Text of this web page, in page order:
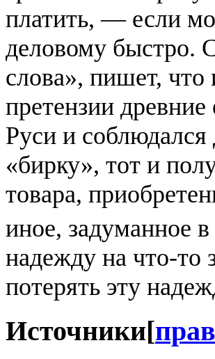
платить, — если
деловому быстро.
слова», пишет,
претензии
Руси и соблюдался
«бирку», тот и
товара,
иное, задуманное
надежду на что-
потерять эту
Источники[